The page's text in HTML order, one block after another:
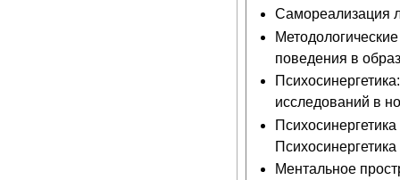
Самореализация
поведения в
исследований в
Ментальное